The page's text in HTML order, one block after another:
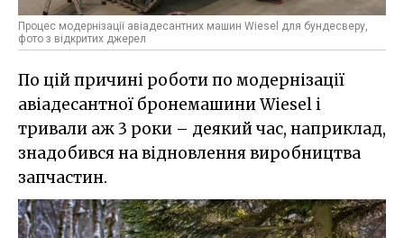
Процес модернізації авіадесантних машин Wiesel для бундесверу,
фото з відкритих джерел
По цій причині роботи по модернізації
авіадесантної бронемашини Wiesel і
тривали аж 3 роки – деякий час, наприклад,
знадобився на відновлення виробництва
запчастин.